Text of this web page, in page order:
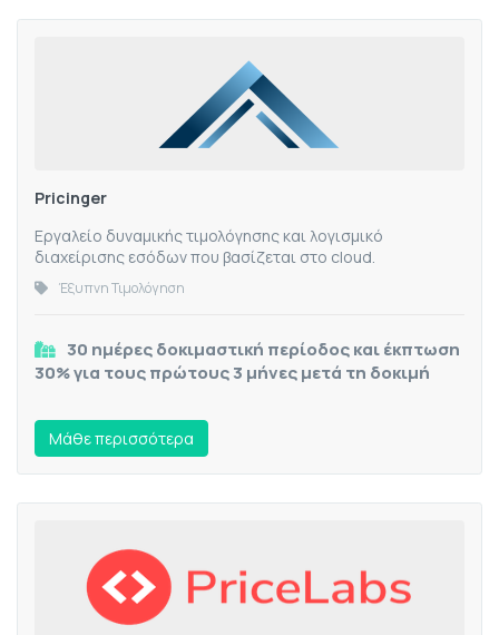
Pricinger
Εργαλείο δυναμικής τιμολόγησης και λογισμικό
διαχείρισης εσόδων που βασίζεται στο cloud.
Έξυπνη Τιμολόγηση
30 ημέρες δοκιμαστική περίοδος και έκπτωση
30% για τους πρώτους 3 μήνες μετά τη δοκιμή
Mάθε περισσότερα